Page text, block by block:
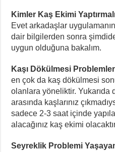
Kimler Kaş Ekimi
Evet arkadaşlar
dair bilgilerden sonra
uygun olduğuna bakalım.
Kaşı Dökülmesi
en çok da kaş dökülmesi
olanlara yöneliktir. Yukarıda
arasında kaşlarınız
sadece 2-3 saat içinde
alacağınız kaş ekimi
Seyreklik Problemi